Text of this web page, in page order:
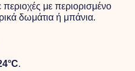
με περιορισμένο
δωμάτια ή μπάνια.
.